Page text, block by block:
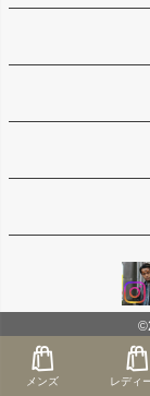
メンズ レディ
メンズ レディ